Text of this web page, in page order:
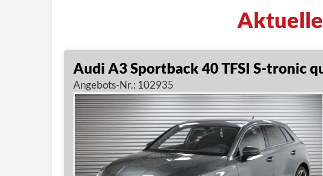
Audi A3 Sportback 40 TFSI S-tronic
Angebots-Nr.: 102935